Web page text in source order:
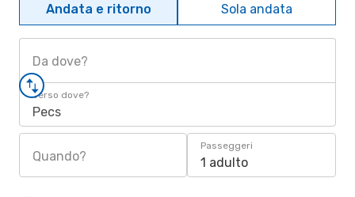
Andata e ritorno Sola andata
Da dove?
Verso dove?
Pecs
Quando?
Passeggeri
1 adulto